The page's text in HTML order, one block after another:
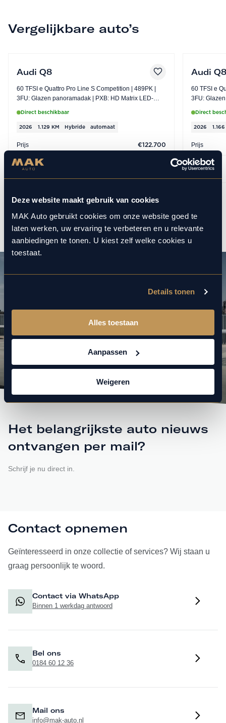
Deze website maakt gebruik van cookies
MAK Auto gebruikt cookies om onze website goed te
laten werken, uw ervaring te verbeteren en u relevante
aanbiedingen te tonen. U kiest zelf welke cookies u
toestaat.
Details tonen
Alles toestaan
Aanpassen
Weigeren
Vergelijkbare auto’s
Audi Q8
60 TFSI e Quattro Pro Line S Competition | 489PK |
3FU: Glazen panoramadak | PXB: HD Matrix LED-
Direct beschikbaar
2026 1.129 KM Hybride automaat
Prijs €122.700
Audi
60 TFSI e
3FU: Glazen
Direct
2026
Prijs
Het belangrijkste auto nieuws
ontvangen per mail?
Schrijf je nu direct in.
Contact opnemen
Geïnteresseerd in onze collectie of services? Wij staan u
graag persoonlijk te woord.
Contact via WhatsApp
Binnen 1 werkdag antwoord
Bel ons
0184 60 12 36
Mail ons
info@mak-auto.nl